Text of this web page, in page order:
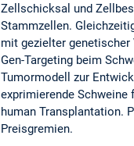
Zellschicksal und
Stammzellen.
mit gezielter
Gen-Targeting beim
Tumormodell zur
exprimierende Schweine
human Transplantation.
Preisgremien.